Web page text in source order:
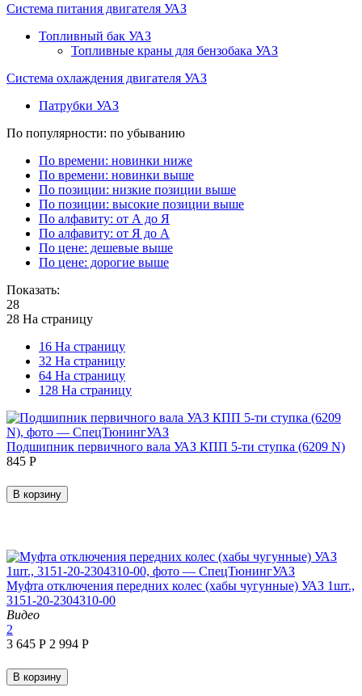
Система питания двигателя УАЗ
Топливный бак УАЗ
Топливные краны для бензобака УАЗ
Система охлаждения двигателя УАЗ
Патрубки УАЗ
По популярности: по убыванию
По времени: новинки ниже
По времени: новинки выше
По позиции: низкие позиции выше
По позиции: высокие позиции выше
По алфавиту: от А до Я
По алфавиту: от Я до А
По цене: дешевые выше
По цене: дорогие выше
Показать:
28
28 На страницу
16 На страницу
32 На страницу
64 На страницу
128 На страницу
Подшипник первичного вала УАЗ КПП 5-ти ступка (6209 N)
‍845‍ Р
В корзину
Муфта отключения передних колес (хабы чугунные) УАЗ 1шт.,
3151-20-2304310-00
Видео
2
3 645 Р 2 994 Р
В корзину